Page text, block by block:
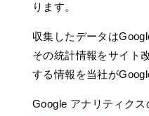
ります。
収集したデータは
その統計情報をサイト
する情報を当社が
Google アナリティク